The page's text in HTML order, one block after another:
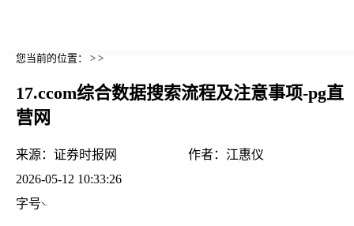
您当前的位置： > >
17.ccom综合数据搜索流程及注意事项-pg直
营网
来源： 证券时报网 作者： 江惠仪
2026-05-12 10:33:26
字号